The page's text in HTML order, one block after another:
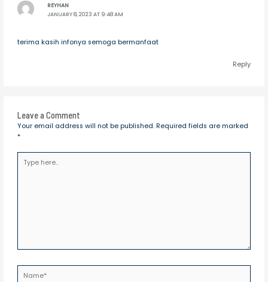
REYHAN
JANUARY 8, 2023 AT 9:48 AM
terima kasih infonya semoga bermanfaat
Reply
Leave a Comment
Your email address will not be published. Required fields are marked
*
here..